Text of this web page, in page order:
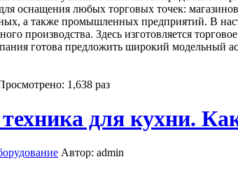
оснащения любых торговых точек:
а также промышленных предприятий. В
производства. Здесь изготовляется
готова предложить широкий модельный
1,638 раз
для кухни.
Автор: admin